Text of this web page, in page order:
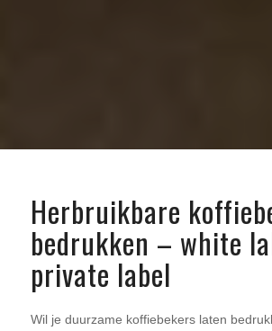
Herbruikbare
bedrukken – white
private label
Wil je duurzame koffiebekers laten